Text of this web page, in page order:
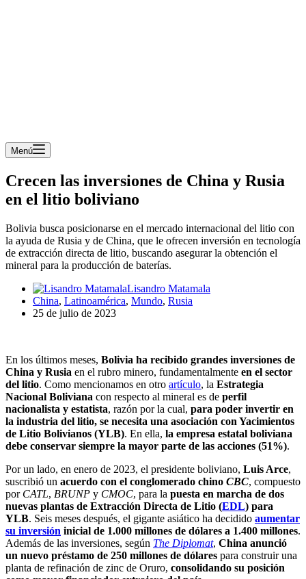
Menú
Crecen las inversiones de China y Rusia
en el litio boliviano
Bolivia busca posicionarse en el mercado internacional del litio con
la ayuda de Rusia y de China, que le ofrecen inversión en tecnología
de extracción directa de litio, buscando asegurar la obtención el
mineral para la producción de baterías.
Lisandro Matamala
China, Latinoamérica, Mundo, Rusia
25 de julio de 2023
En los últimos meses, Bolivia ha recibido grandes inversiones de
China y Rusia en el rubro minero, fundamentalmente en el sector
del litio. Como mencionamos en otro artículo, la Estrategia
Nacional Boliviana con respecto al mineral es de perfil
nacionalista y estatista, razón por la cual, para poder invertir en
la industria del litio, se necesita una asociación con Yacimientos
de Litio Bolivianos (YLB). En ella, la empresa estatal boliviana
debe conservar siempre la mayor parte de las acciones (51%).
Por un lado, en enero de 2023, el presidente boliviano, Luis Arce,
suscribió un acuerdo con el conglomerado chino CBC, compuesto
por CATL, BRUNP y CMOC, para la puesta en marcha de dos
nuevas plantas de Extracción Directa de Litio (EDL) para
YLB. Seis meses después, el gigante asiático ha decidido aumentar
su inversión inicial de 1.000 millones de dólares a 1.400 millones.
Además de las inversiones, según The Diplomat, China anunció
un nuevo préstamo de 250 millones de dólares para construir una
planta de refinación de zinc de Oruro, consolidando su posición